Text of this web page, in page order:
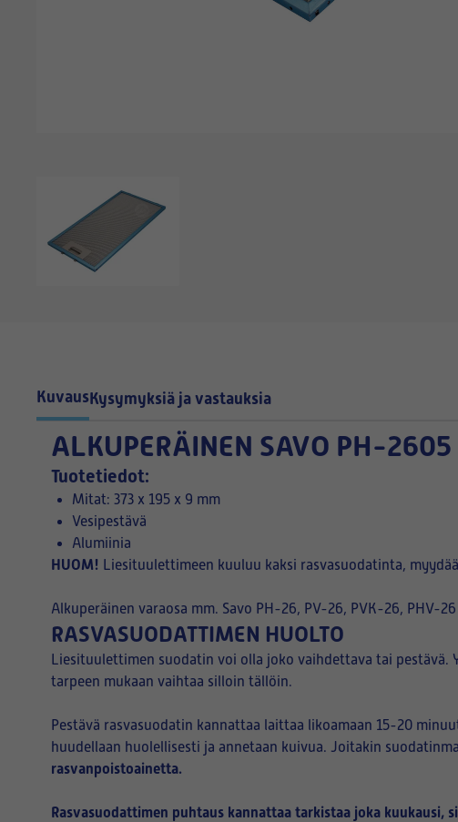
KuvausKysymyksiä ja vastauksia
ALKUPERÄINEN SAVO PH-
Tuotetiedot:
Mitat: 373 x 195 x 9 mm
Vesipestävä
Alumiinia
HUOM! Liesituulettimeen kuuluu kaksi rasvasuodatinta,
Alkuperäinen varaosa mm. Savo PH-26, PV-26, PVK-26, PHV-
RASVASUODATTIMEN HUOLTO
Liesituulettimen suodatin voi olla joko vaihdettava tai
tarpeen mukaan vaihtaa silloin tällöin.
Pestävä rasvasuodatin kannattaa laittaa likoamaan 15-20
huudellaan huolellisesti ja annetaan kuivua. Joitakin
rasvanpoistoainetta.
Rasvasuodattimen puhtaus kannattaa tarkistaa joka kuukausi,